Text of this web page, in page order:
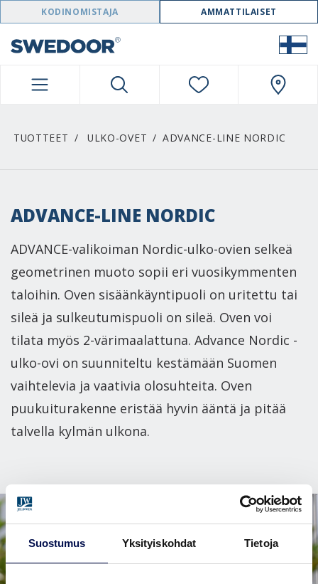
Suostumus Yksityiskohdat Tietoja
SWEDOOR NAVIGATION
KODINOMISTAJA AMMATTILAISET
TUOTTEET ULKO-OVET ADVANCE-LINE NORDIC
ADVANCE-LINE NORDIC
ADVANCE-valikoiman Nordic-ulko-ovien selkeä
geometrinen muoto sopii eri vuosikymmenten
taloihin. Oven sisäänkäyntipuoli on uritettu tai
sileä ja sulkeutumispuoli on sileä. Oven voi
tilata myös 2-värimaalattuna. Advance Nordic -
ulko-ovi on suunniteltu kestämään Suomen
vaihtelevia ja vaativia olosuhteita. Oven
puukuiturakenne eristää hyvin ääntä ja pitää
talvella kylmän ulkona.